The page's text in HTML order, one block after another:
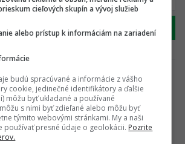
Hľadať
žiadny produkt
cieľových skupín a vývoj služieb
alebo prístup k informáciám na zariadení
budú spracúvané a informácie z vášho
cookie, jedinečné identifikátory a ďalšie
môžu byť ukladané a používané
s nimi byť zdieľané alebo môžu byť
týmito webovými stránkami. My a naši
používať presné údaje o geolokácii. Pozrite